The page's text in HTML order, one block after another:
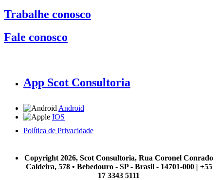
Trabalhe conosco
Fale conosco
App Scot Consultoria
Android
IOS
Política de Privacidade
Copyright 2026, Scot Consultoria, Rua Coronel Conrado
Caldeira, 578 • Bebedouro - SP - Brasil - 14701-000 | +55
17 3343 5111